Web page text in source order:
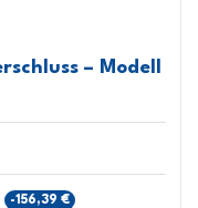
– Modell
-156,39 €